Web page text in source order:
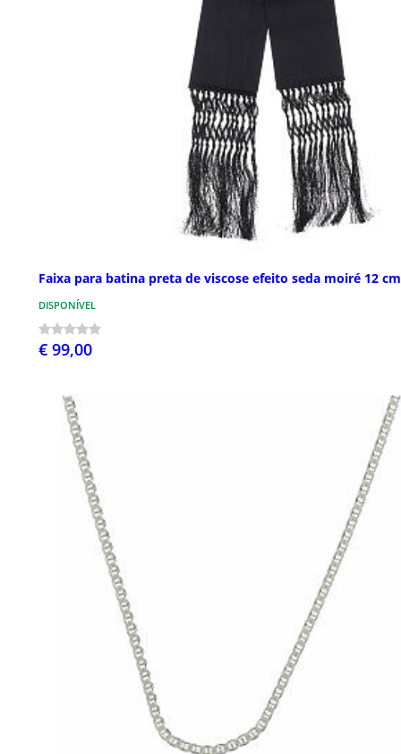
Faixa para batina preta de viscose efeito seda moiré 12 cm
DISPONÍVEL
€ 99,00